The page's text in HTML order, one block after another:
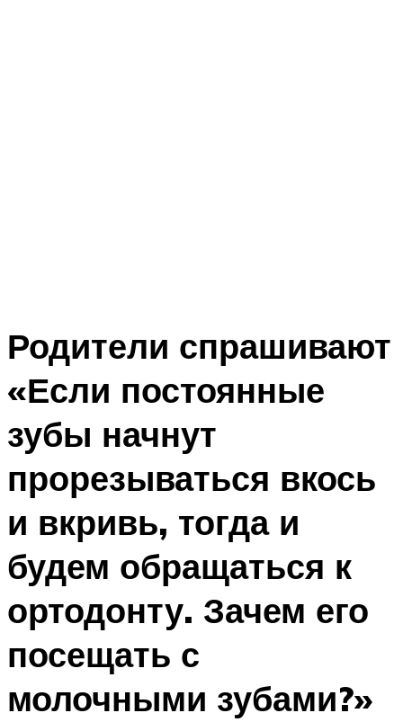
Родители спрашивают
«Если постоянные
зубы начнут
прорезываться вкось
и вкривь, тогда и
будем обращаться к
ортодонту. Зачем его
посещать с
молочными зубами?»